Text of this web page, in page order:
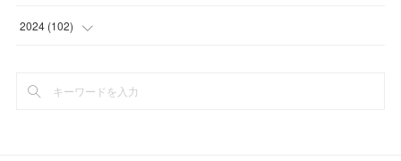
2024 (102)
(